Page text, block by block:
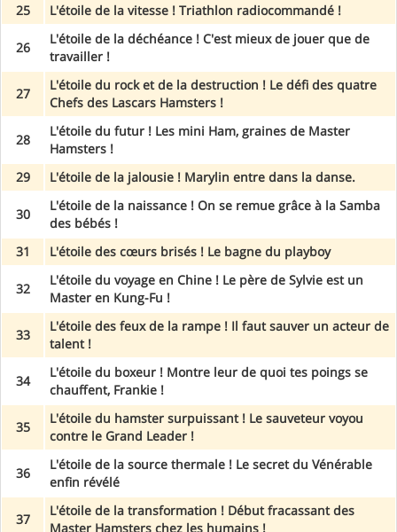
25
L'étoile de la vitesse ! Triathlon radiocommandé !
26
L'étoile de la déchéance ! C'est mieux de jouer que de
travailler !
27
L'étoile du rock et de la destruction ! Le défi des quatre
Chefs des Lascars Hamsters !
28
L'étoile du futur ! Les mini Ham, graines de Master
Hamsters !
29
L'étoile de la jalousie ! Marylin entre dans la danse.
30
L'étoile de la naissance ! On se remue grâce à la Samba
des bébés !
31
L'étoile des cœurs brisés ! Le bagne du playboy
32
L'étoile du voyage en Chine ! Le père de Sylvie est un
Master en Kung-Fu !
33
L'étoile des feux de la rampe ! Il faut sauver un acteur de
talent !
34
L'étoile du boxeur ! Montre leur de quoi tes poings se
chauffent, Frankie !
35
L'étoile du hamster surpuissant ! Le sauveteur voyou
contre le Grand Leader !
36
L'étoile de la source thermale ! Le secret du Vénérable
enfin révélé
37
L'étoile de la transformation ! Début fracassant des
Master Hamsters chez les humains !